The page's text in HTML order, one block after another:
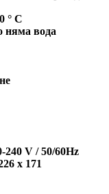
° C
няма вода
240 V / 50/60Hz
x 171